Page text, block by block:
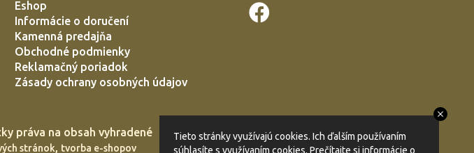
Eshop
Informácie o doručení
Kamenná predajňa
Obchodné podmienky
Reklamačný poriadok
Zásady ochrany osobných údajov
práva na obsah vyhradené
stránok, tvorba e-shopov
Tieto stránky využívajú cookies. Ich ďalším používaním
súhlasíte s využívaním cookies. Prečítajte si informácie o